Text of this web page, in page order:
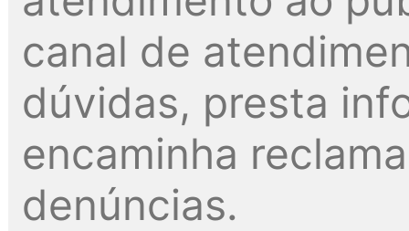
canal de
dúvidas, presta
encaminha
denúncias.